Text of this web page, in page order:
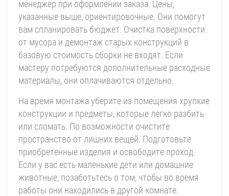
менеджер при оформлении заказа. Цены,
указанные выше, ориентировочные. Они помогут
вам спланировать бюджет. Очистка поверхности
от мусора и демонтаж старых конструкций в
базовую стоимость сборки не входят. Если
мастеру потребуются дополнительные расходные
материалы, они оплачиваются отдельно.
На время монтажа уберите из помещения хрупкие
конструкции и предметы, которые легко разбить
или сломать. По возможности очистите
пространство от лишних вещей. Подготовьте
приобретенные изделия и освободите проход.
Если у вас есть маленькие дети или домашние
животные, позаботьтесь о том, чтобы во время
работы они находились в другой комнате.